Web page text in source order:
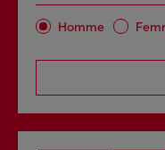
Homme